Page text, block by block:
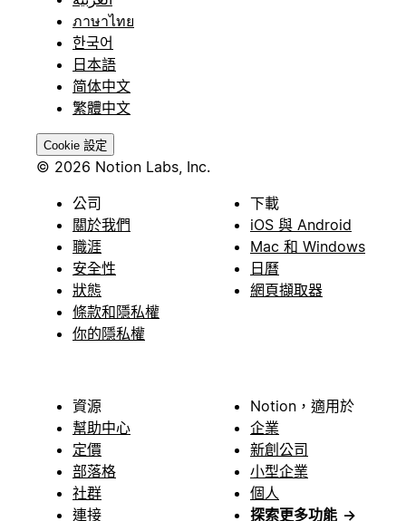
ภาษาไทย
한국어
日本語
简体中文
繁體中文
Cookie 設定
© 2026 Notion Labs, Inc.
公司
關於我們
職涯
安全性
狀態
條款和隱私權
你的隱私權
下載
iOS 與 Android
Mac 和 Windows
日曆
網頁擷取器
資源
幫助中心
定價
部落格
社群
連接
Notion，適用於
企業
新創公司
小型企業
個人
探索更多功能 →